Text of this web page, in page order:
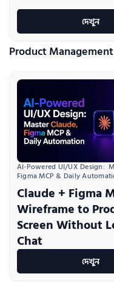
দেখুন
Product
AI-Powered UI/UX Design:
Figma MCP & Daily
Claude + Figma
Wireframe to
Screen Without
Chat
দেখুন